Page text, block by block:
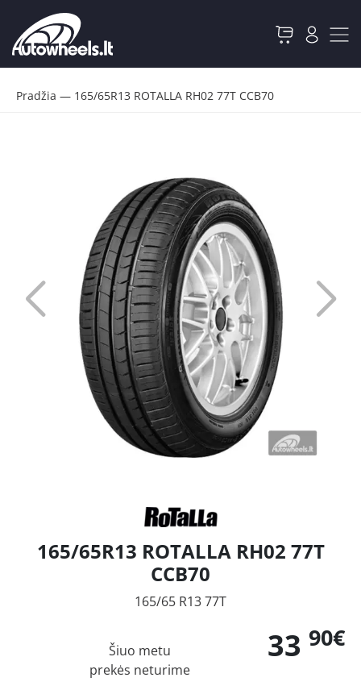
Pradžia — 165/65R13 ROTALLA RH02 77T CCB70
165/65R13 ROTALLA RH02 77T
CCB70
165/65 R13 77T
33 90€
Šiuo metu
prekės neturime